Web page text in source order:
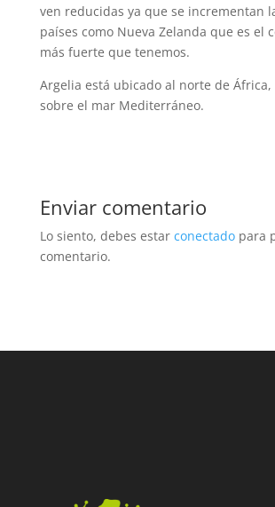
ven reducidas ya que se incrementan
países como Nueva Zelanda que es el
más fuerte que tenemos.
Argelia está ubicado al norte de África,
sobre el mar Mediterráneo.
Enviar comentario
Lo siento, debes estar conectadopara
comentario.